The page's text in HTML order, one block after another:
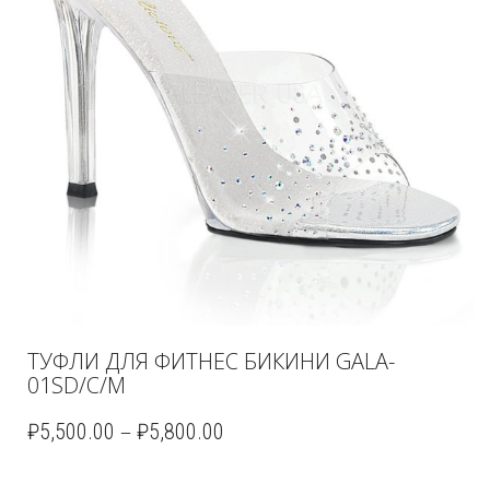
ТУФЛИ ДЛЯ ФИТНЕС БИКИНИ GALA-
01SD/C/M
₽5,500.00 – ₽5,800.00